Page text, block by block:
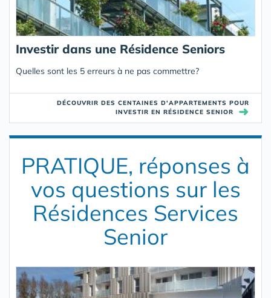
Investir dans une Résidence Seniors
Quelles sont les 5 erreurs à ne pas commettre?
DÉCOUVRIR DES CENTAINES D'APPARTEMENTS POUR
INVESTIR EN RÉSIDENCE SENIOR
➜
PRATIQUE, réponses à
vos questions sur les
Résidences Services
Senior